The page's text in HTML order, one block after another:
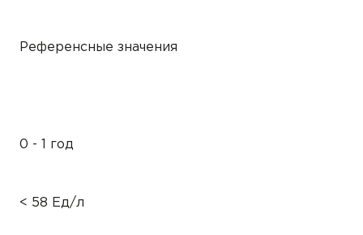
Референсные значения
0 - 1 год
< 58 Ед/л